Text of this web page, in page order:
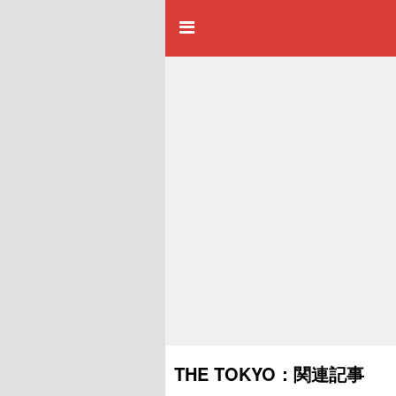
THE TOKYO：関連記事